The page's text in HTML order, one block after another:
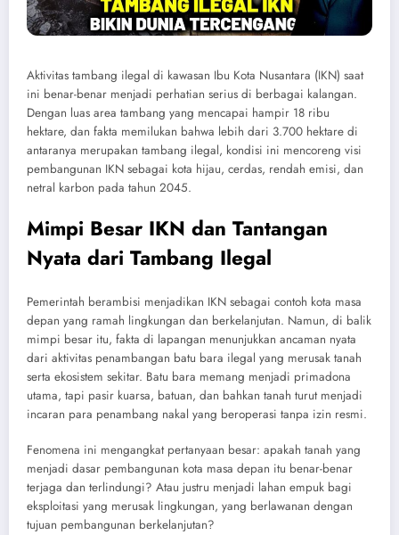
Aktivitas tambang ilegal di kawasan Ibu Kota Nusantara (IKN) saat
ini benar-benar menjadi perhatian serius di berbagai kalangan.
Dengan luas area tambang yang mencapai hampir 18 ribu
hektare, dan fakta memilukan bahwa lebih dari 3.700 hektare di
antaranya merupakan tambang ilegal, kondisi ini mencoreng visi
pembangunan IKN sebagai kota hijau, cerdas, rendah emisi, dan
netral karbon pada tahun 2045.
Mimpi Besar IKN dan Tantangan
Nyata dari Tambang Ilegal
Pemerintah berambisi menjadikan IKN sebagai contoh kota masa
depan yang ramah lingkungan dan berkelanjutan. Namun, di balik
mimpi besar itu, fakta di lapangan menunjukkan ancaman nyata
dari aktivitas penambangan batu bara ilegal yang merusak tanah
serta ekosistem sekitar. Batu bara memang menjadi primadona
utama, tapi pasir kuarsa, batuan, dan bahkan tanah turut menjadi
incaran para penambang nakal yang beroperasi tanpa izin resmi.
Fenomena ini mengangkat pertanyaan besar: apakah tanah yang
menjadi dasar pembangunan kota masa depan itu benar-benar
terjaga dan terlindungi? Atau justru menjadi lahan empuk bagi
eksploitasi yang merusak lingkungan, yang berlawanan dengan
tujuan pembangunan berkelanjutan?